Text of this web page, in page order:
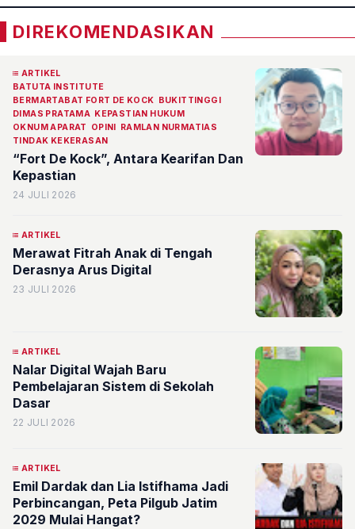
DIREKOMENDASIKAN
ARTIKEL
BATUTA INSTITUTE
BERMARTABAT FORT DE KOCK
BUKITTINGGI
DIMAS PRATAMA KEPASTIAN HUKUM
OKNUM APARAT
OPINI
RAMLAN NURMATIAS
TINDAK KEKERASAN
“Fort De Kock”, Antara Kearifan Dan
Kepastian
24 JULI 2026
ARTIKEL
Merawat Fitrah Anak di Tengah
Derasnya Arus Digital
23 JULI 2026
ARTIKEL
Nalar Digital Wajah Baru
Pembelajaran Sistem di Sekolah
Dasar
22 JULI 2026
ARTIKEL
Emil Dardak dan Lia Istifhama Jadi
Perbincangan, Peta Pilgub Jatim
2029 Mulai Hangat?